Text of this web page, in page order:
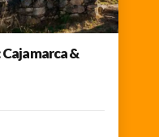
Cajamarca &